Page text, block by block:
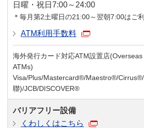
日曜・祝日 7:00～24:00
＊毎月第2土曜日の21:00～翌朝7:00はご
ATM利用手数料
海外発行カード対応ATM設置店
ATMs)
Visa/Plus/Mastercard®/Maestro®/
聯)/JCB/DISCOVER®
バリアフリー設備
くわしくはこちら